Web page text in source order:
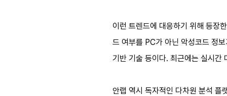
이런 트렌드에 대응하기 위해 등장
드 여부를 PC가 아닌 악성코드 정
기반 기술 등이다. 최근에는 실시간
안랩 역시 독자적인 다차원 분석 플